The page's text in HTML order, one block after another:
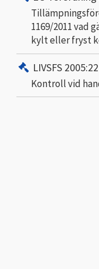
1169/2011 vad
kylt eller fryst
LIVSFS 2005:22
Kontroll vid